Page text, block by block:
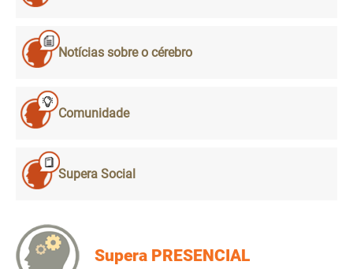
Notícias sobre o cérebro
Comunidade
Supera Social
Supera PRESENCIAL